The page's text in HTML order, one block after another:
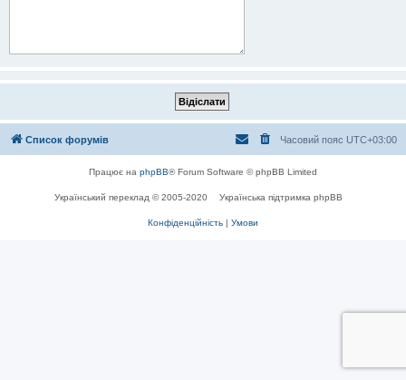
Список форумів Часовий пояс UTC+03:00
Працює на phpBB® Forum Software © phpBB Limited
Український переклад © 2005-2020 Українська підтримка phpBB
Конфіденційність | Умови